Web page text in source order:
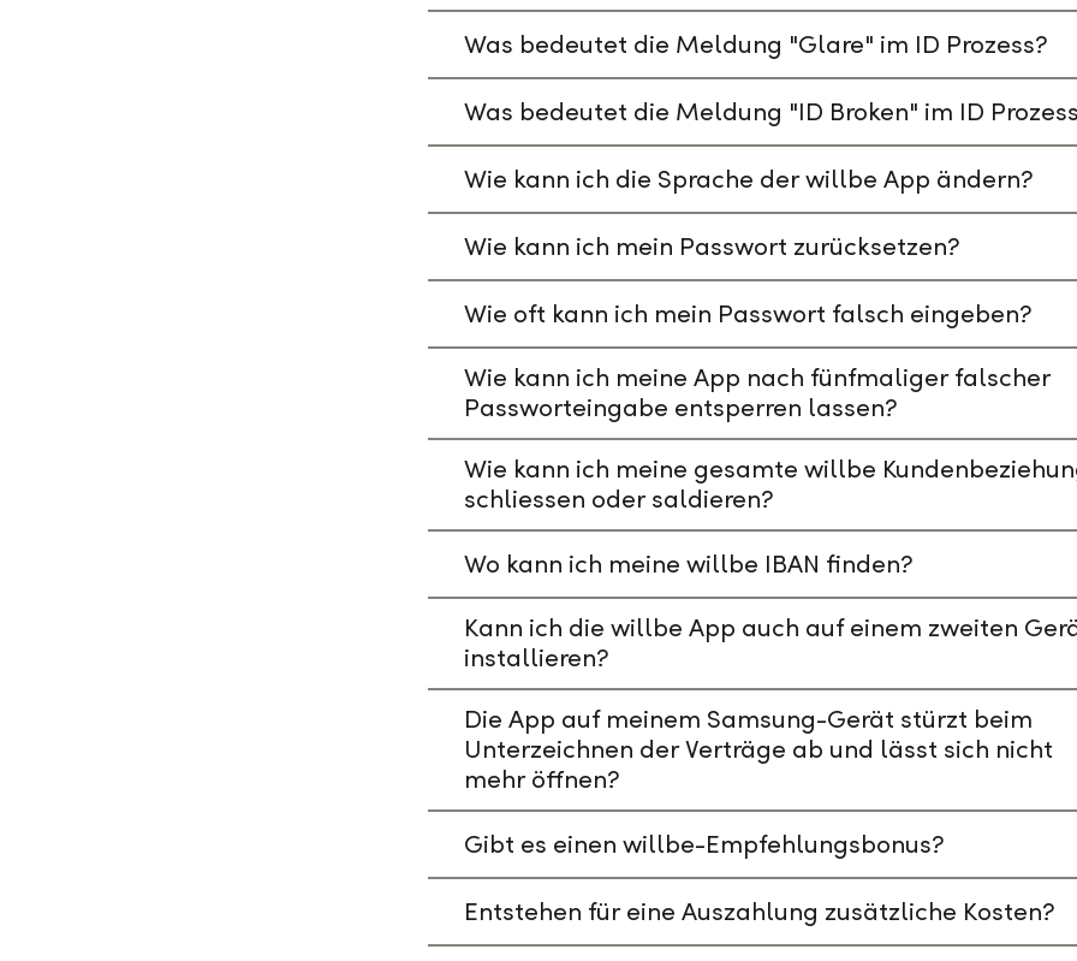
Was bedeutet die Meldung "Glare" im ID Prozess?
Was bedeutet die Meldung "ID Broken" im ID
Wie kann ich die Sprache der willbe App ändern?
Wie kann ich mein Passwort zurücksetzen?
Wie oft kann ich mein Passwort falsch eingeben?
Wie kann ich meine App nach fünfmaliger falscher
Passworteingabe entsperren lassen?
Wie kann ich meine gesamte willbe
schliessen oder saldieren?
Wo kann ich meine willbe IBAN finden?
Kann ich die willbe App auch auf einem zweiten
installieren?
Die App auf meinem Samsung-Gerät stürzt beim
Unterzeichnen der Verträge ab und lässt sich nicht
mehr öffnen?
Gibt es einen willbe-Empfehlungsbonus?
Entstehen für eine Auszahlung zusätzliche Kosten?